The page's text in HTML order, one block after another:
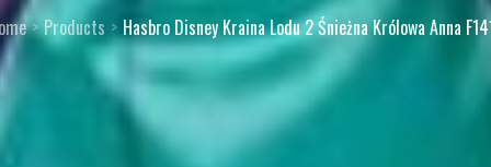
Products Hasbro Disney Kraina Lodu 2 Śnieżna Królowa Anna